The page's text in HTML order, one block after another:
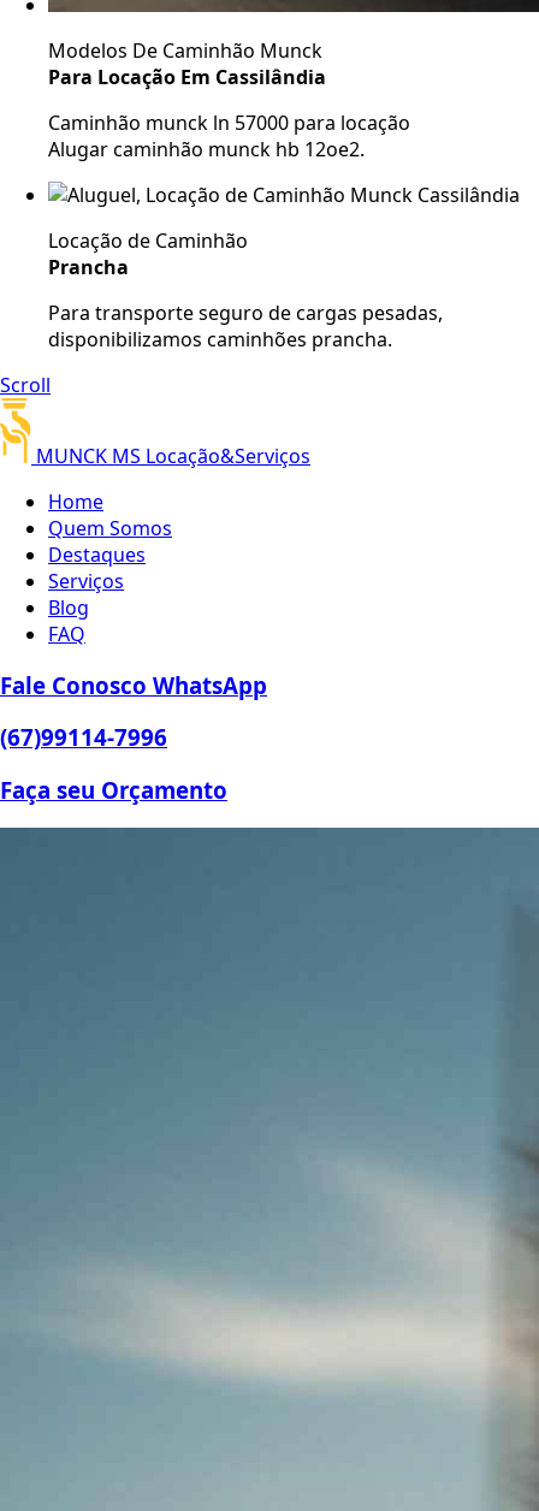
Modelos De Caminhão Munck
Para Locação Em Cassilândia
Caminhão munck ln 57000 para locação
Alugar caminhão munck hb 12oe2.
Locação de Caminhão
Prancha
Para transporte seguro de cargas pesadas,
disponibilizamos caminhões prancha.
Scroll
MUNCK MS Locação&Serviços
Home
Quem Somos
Destaques
Serviços
Blog
FAQ
Fale Conosco WhatsApp
(67)99114-7996
Faça seu Orçamento